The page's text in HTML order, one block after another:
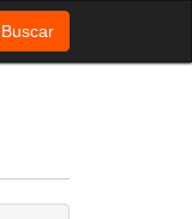
Buscar